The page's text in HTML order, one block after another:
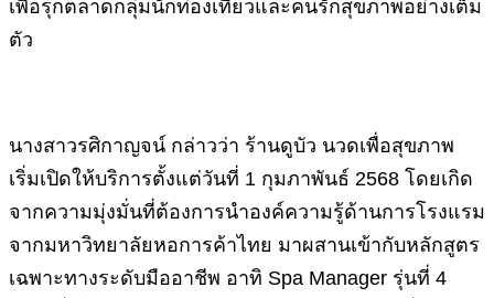
เพื่อรุกตลาดกลุ่มนักท่องเที่ยวและคนรักสุขภาพอย่างเต็ม
ตัว
นางสาวรศิกาญจน์ กล่าวว่า ร้านดูบัว นวดเพื่อสุขภาพ
เริ่มเปิดให้บริการตั้งแต่วันที่ 1 กุมภาพันธ์ 2568 โดยเกิด
จากความมุ่งมั่นที่ต้องการนำองค์ความรู้ด้านการโรงแรม
จากมหาวิทยาลัยหอการค้าไทย มาผสานเข้ากับหลักสูตร
เฉพาะทางระดับมืออาชีพ อาทิ Spa Manager รุ่นที่ 4